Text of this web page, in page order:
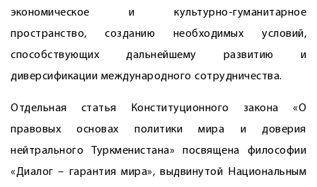
экономическое и культурно-гуманитарное
пространство, созданию необходимых условий,
способствующих дальнейшему развитию и
диверсификации международного сотрудничества.
Отдельная статья Конституционного закона «О
правовых основах политики мира и доверия
нейтрального Туркменистана» посвящена философии
«Диалог – гарантия мира», выдвинутой Национальным